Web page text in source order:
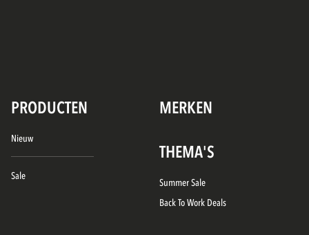
PRODUCTEN MERKEN
Nieuw
Sale
THEMA'S
Summer Sale
Back To Work Deals